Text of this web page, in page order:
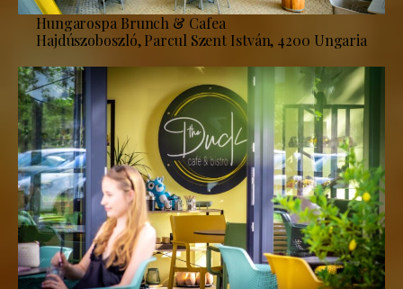
Hungarospa Brunch & Cafea
Hajdúszoboszló, Parcul Szent István, 4200 Ungaria